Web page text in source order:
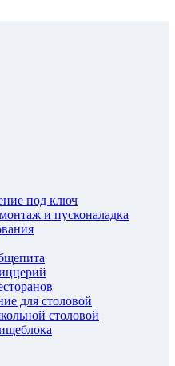
под ключ
и пусконаладка
для столовой
столовой